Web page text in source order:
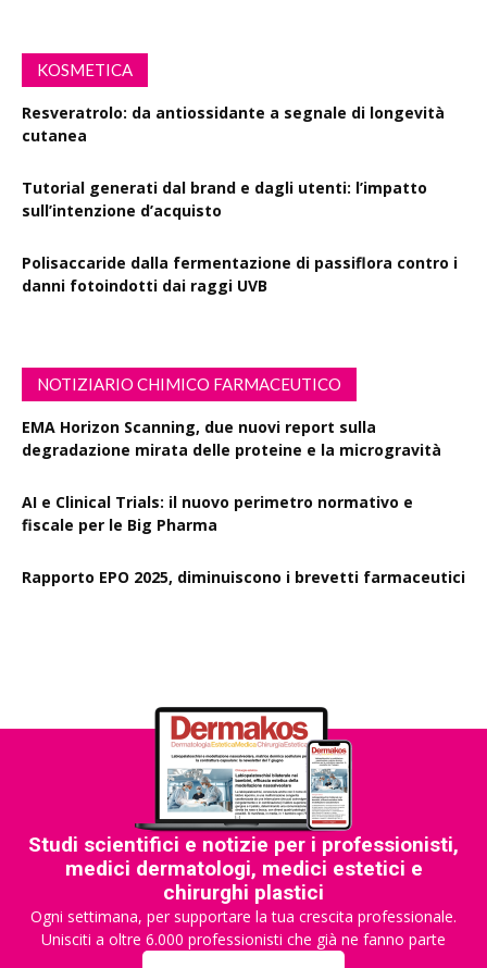
KOSMETICA
Resveratrolo: da antiossidante a segnale di longevità
cutanea
Tutorial generati dal brand e dagli utenti: l’impatto
sull’intenzione d’acquisto
Polisaccaride dalla fermentazione di passiflora contro i
danni fotoindotti dai raggi UVB
NOTIZIARIO CHIMICO FARMACEUTICO
EMA Horizon Scanning, due nuovi report sulla
degradazione mirata delle proteine e la microgravità
AI e Clinical Trials: il nuovo perimetro normativo e
fiscale per le Big Pharma
Rapporto EPO 2025, diminuiscono i brevetti farmaceutici
Studi scientifici e notizie per i professionisti,
medici dermatologi, medici estetici e
chirurghi plastici
Ogni settimana, per supportare la tua crescita professionale.
Unisciti a oltre 6.000 professionisti che già ne fanno parte